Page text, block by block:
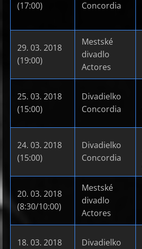
(17:00)
Concordia
29. 03. 2018
(19:00)
Mestské
divadlo
Actores
25. 03. 2018
(15:00)
Divadielko
Concordia
24. 03. 2018
(15:00)
Divadielko
Concordia
20. 03. 2018
(8:30/10:00)
Mestské
divadlo
Actores
18. 03. 2018
Divadielko